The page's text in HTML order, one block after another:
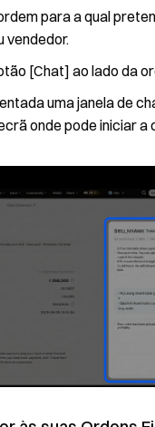
para a qual
vendedor.
[Chat] ao lado da
uma janela de
onde pode iniciar a